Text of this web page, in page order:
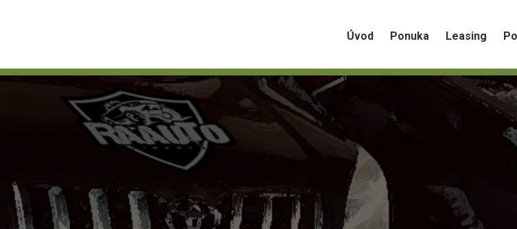
Úvod Ponuka Leasing